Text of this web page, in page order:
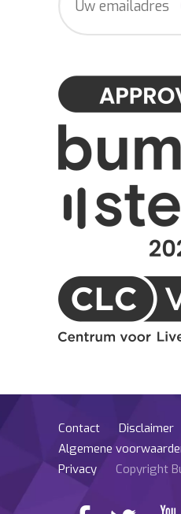
Contact
Disclaimer
Algemene
Privacy
Copyright